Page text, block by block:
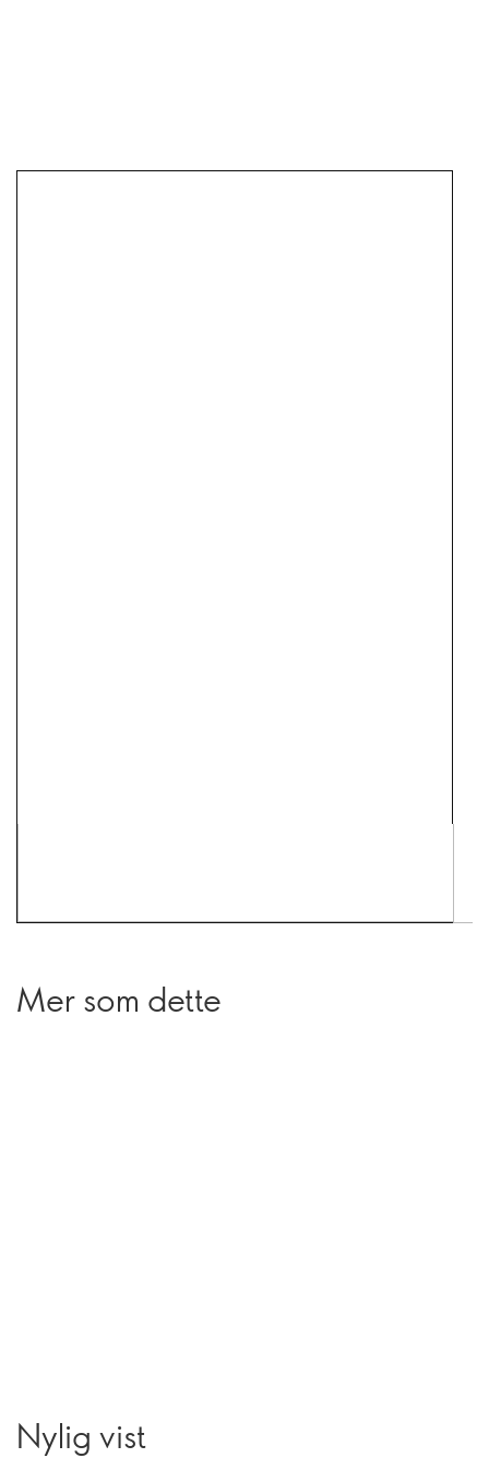
Mer som dette
Nylig vist